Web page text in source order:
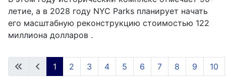
летие, а в 2028 году NYC Parks планирует начать
его масштабную реконструкцию стоимостью 122
миллиона долларов .
Страница 1 из 18
1 2 3 4 5 6 7 8 9 10